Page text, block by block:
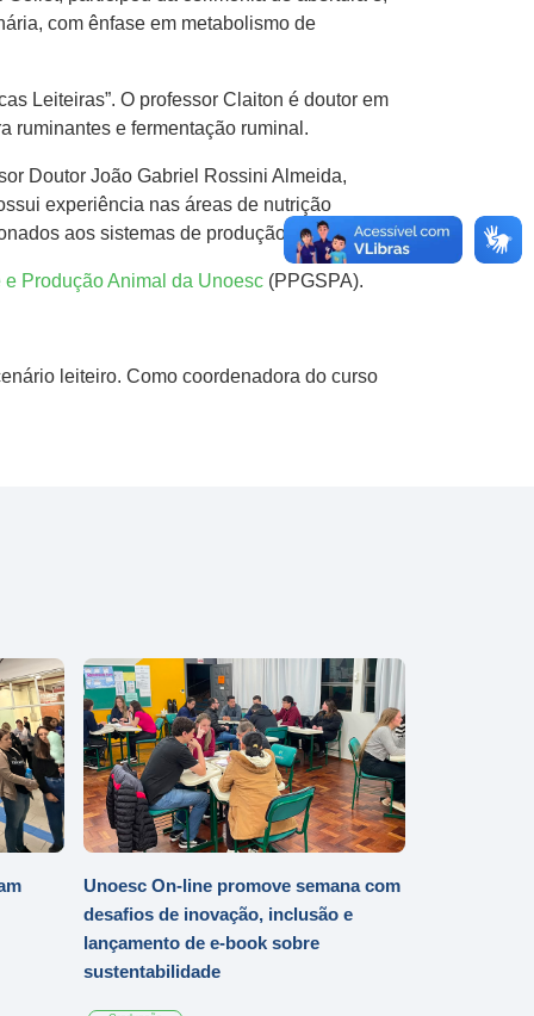
com ênfase em metabolismo de
Leiteiras”. O professor Claiton é doutor em
ruminantes e fermentação ruminal.
Doutor João Gabriel Rossini Almeida,
experiência nas áreas de nutrição
aos sistemas de produção animal.
Produção Animal da Unoesc (PPGSPA).
leiteiro. Como coordenadora do curso
Unoesc On-line promove semana com
desafios de inovação, inclusão e
lançamento de e-book sobre
sustentabilidade